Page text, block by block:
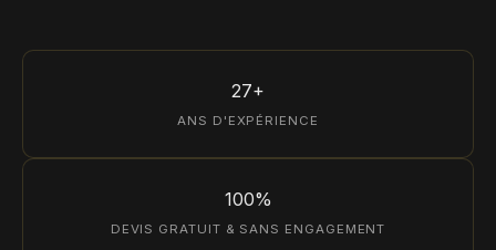
27+
ANS D'EXPÉRIENCE
100%
DEVIS GRATUIT & SANS ENGAGEMENT